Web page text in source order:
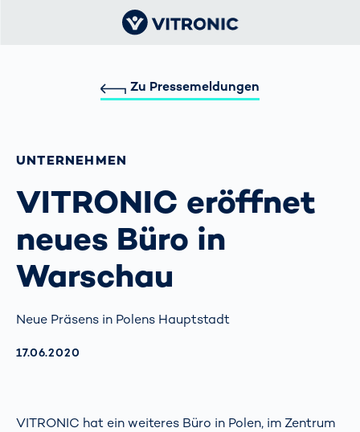
Zu Pressemeldungen
UNTERNEHMEN
VITRONIC eröffnet
neues Büro in
Warschau
Neue Präsens in Polens Hauptstadt
AKTUALISIERT AM:
17.06.2020
VITRONIC hat ein weiteres Büro in Polen, im Zentrum